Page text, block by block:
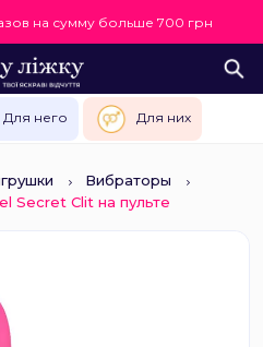
на сумму больше 700 грн
Для него Для них
Вибраторы
Secret Clit на пульте